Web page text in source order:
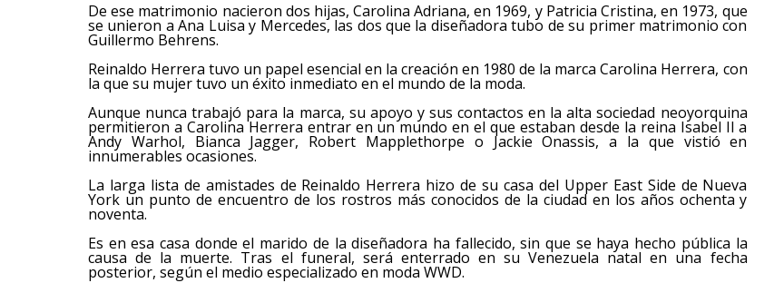
De ese matrimonio nacieron dos hijas, Carolina Adriana, en 1969, y Patricia Cristina, en 1973, que
se unieron a Ana Luisa y Mercedes, las dos que la diseñadora tubo de su primer matrimonio con
Guillermo Behrens.
Reinaldo Herrera tuvo un papel esencial en la creación en 1980 de la marca Carolina Herrera, con
la que su mujer tuvo un éxito inmediato en el mundo de la moda.
Aunque nunca trabajó para la marca, su apoyo y sus contactos en la alta sociedad neoyorquina
permitieron a Carolina Herrera entrar en un mundo en el que estaban desde la reina Isabel II a
Andy Warhol, Bianca Jagger, Robert Mapplethorpe o Jackie Onassis, a la que vistió en
innumerables ocasiones.
La larga lista de amistades de Reinaldo Herrera hizo de su casa del Upper East Side de Nueva
York un punto de encuentro de los rostros más conocidos de la ciudad en los años ochenta y
noventa.
Es en esa casa donde el marido de la diseñadora ha fallecido, sin que se haya hecho pública la
causa de la muerte. Tras el funeral, será enterrado en su Venezuela natal en una fecha
posterior, según el medio especializado en moda WWD.